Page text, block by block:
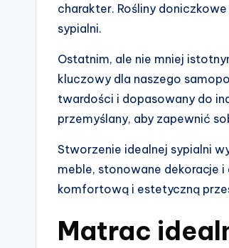
charakter. Rośliny
sypialni.
Ostatnim, ale nie mniej
kluczowy dla naszego
twardości i dopasowany do
przemyślany, aby zapewnić
Stworzenie idealnej sypialni
meble, stonowane dekoracje
komfortową i estetyczną
Matrac